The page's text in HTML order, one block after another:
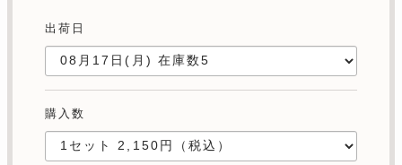
出荷日
購入数